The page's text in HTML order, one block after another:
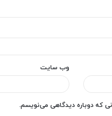
وب‌ سایت
که دوباره دیدگاهی می‌نویسم.